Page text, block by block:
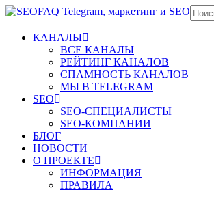
КАНАЛЫ
ВСЕ КАНАЛЫ
РЕЙТИНГ КАНАЛОВ
СПАМНОСТЬ КАНАЛОВ
МЫ В TELEGRAM
SEO
SEO-СПЕЦИАЛИСТЫ
SEO-КОМПАНИИ
БЛОГ
НОВОСТИ
О ПРОЕКТЕ
ИНФОРМАЦИЯ
ПРАВИЛА